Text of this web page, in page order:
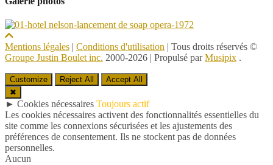
Mentions légales | Conditions d'utilisation | Tous droits réservés ©
Groupe Justin Boulet inc. 2000-2026 | Propulsé parMusipix .
Customize Reject All
Accept All
✖
► Cookies nécessaires Toujours actif
Les cookies nécessaires activent des fonctionnalités essentielles du
site comme les connexions sécurisées et les ajustements des
préférences de consentement. Ils ne stockent pas de données
personnelles.
Aucun